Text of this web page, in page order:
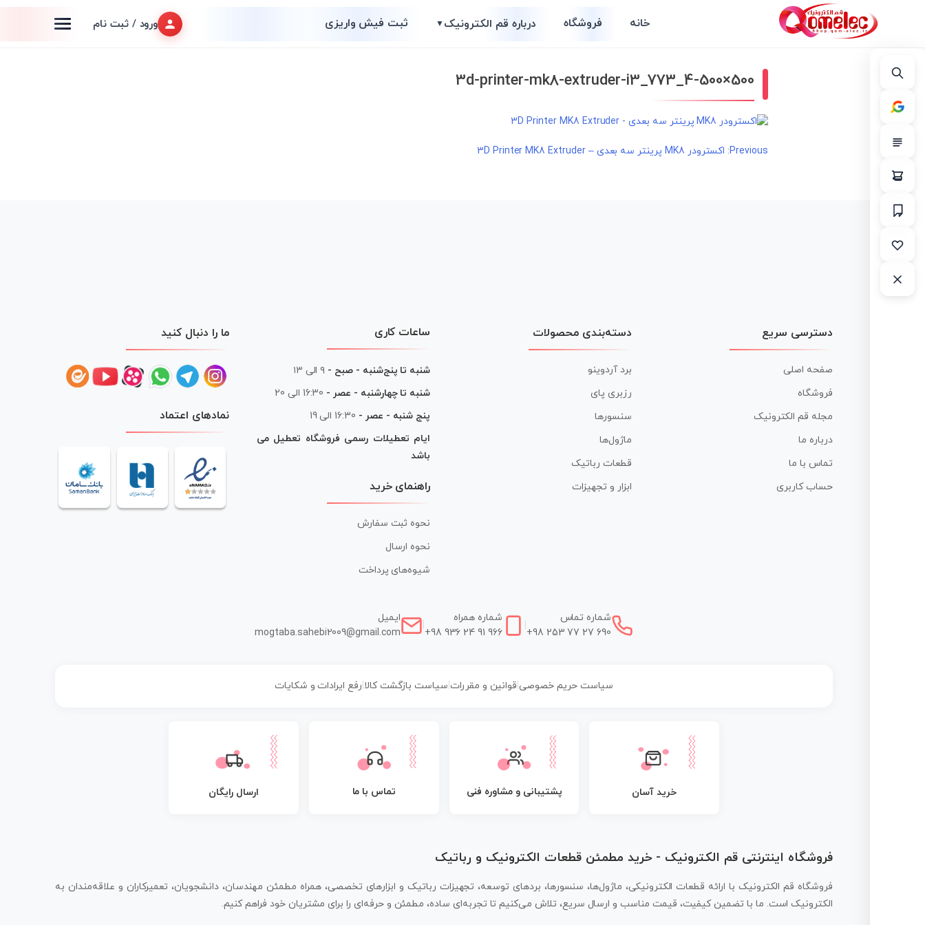
خانه فروشگاه درباره قم الکترونیک▼ ثبت فیش واریزی ورود / ثبت نام
3d-printer-mk8-extruder-i3_773_4-500×500
راهبری
Previous: اکسترودر MK8 پرینتر سه بعدی – 3D Printer MK8 Extruder
دسترسی سریع
صفحه اصلی
فروشگاه
مجله قم الکترونیک
درباره ما
تماس با ما
حساب کاربری
دسته‌بندی محصولات
برد آردوینو
رزبری پای
سنسورها
ماژول‌ها
قطعات رباتیک
ابزار و تجهیزات
ساعات کاری
شنبه تا پنج‌شنبه - صبح - ۹ الی ۱۳
شنبه تا چهارشنبه - عصر - 16:30 الی 20
پنج شنبه - عصر - 16:30 الی 19
ایام تعطیلات رسمی فروشگاه تعطیل می
باشد
راهنمای خرید
نحوه ثبت سفارش
نحوه ارسال
شیوه‌های پرداخت
ما را دنبال کنید
نمادهای اعتماد
شماره تماس
+98 253 77 27 690
شماره همراه
+98 936 24 91 966
ایمیل
mogtaba.sahebi2009@gmail.com
سیاست حریم خصوصی| قوانین و مقررات سیاست بازگشت کالا رفع ایرادات و شکایات
خرید آسان پشتیبانی و مشاوره فنی تماس با ما ارسال رایگان
فروشگاه اینترنتی قم الکترونیک - خرید مطمئن قطعات الکترونیک و رباتیک
فروشگاه قم الکترونیک با ارائه قطعات الکترونیکی، ماژول‌ها، سنسورها، بردهای توسعه، تجهیزات رباتیک و ابزارهای تخصصی، همراه مطمئن مهندسان، دانشجویان، تعمیرکاران و علاقه‌مندان به
الکترونیک است. ما با تضمین کیفیت، قیمت مناسب و ارسال سریع، تلاش می‌کنیم تا تجربه‌ای ساده، مطمئن و حرفه‌ای را برای مشتریان خود فراهم کنیم.